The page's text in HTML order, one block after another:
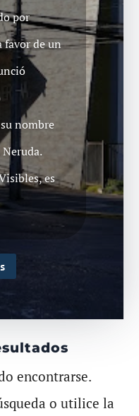
por
favor de un
nombre
es
encontrarse.
o utilice la